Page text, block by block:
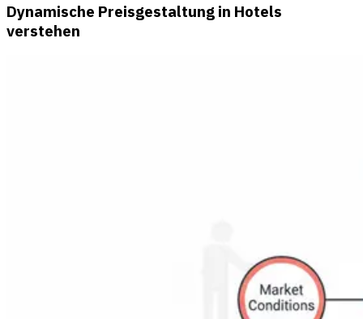
Dynamische Preisgestaltung in Hotels
verstehen